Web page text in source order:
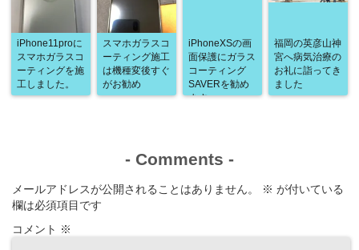
iPhone11proに
スマホガラスコ
ーティングを施
工しました。
スマホガラスコ
ーティング施工
は機種変後すぐ
がお勧め
iPhoneXSの画
面保護にガラス
コーティング
SAVERを勧め
ます
福岡の英彦山神
宮へ病気治療の
お礼に詣ってき
ました
- Comments -
メールアドレスが公開されることはありません。 ※ が付いている
欄は必須項目です
コメント ※